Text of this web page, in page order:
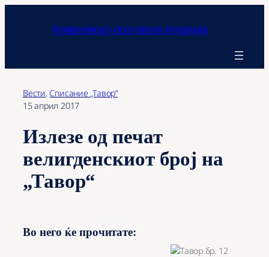
Кумановско-осоговска епархија
Вести, Списание „Тавор“
15 април 2017
Излезе од печат
велигденскиот број на
„Тавор“
Во него ќе прочитате: